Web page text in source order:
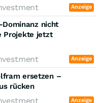
Anzeige
Dominanz nicht
Projekte jetzt
Anzeige
ersetzen –
rücken
Anzeige